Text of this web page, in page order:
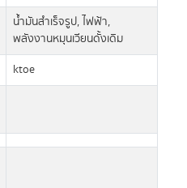
น้ำมันสำเร็จรูป, ไฟฟ้า,
พลังงานหมุนเวียนดั้งเดิม
ktoe